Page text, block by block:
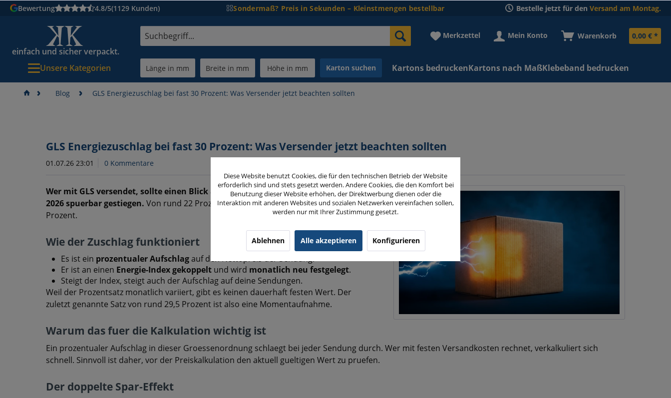
Bewertung 4.8/5(1129 Kunden) Sondermaß? Preis in Sekunden – Kleinstmengen bestellbar Bestelle jetzt für den Versand am Montag.
einfach und sicher verpackt.
Merkzettel Mein Konto Warenkorb 0,00 € *
Unsere Kategorien Karton suchen Kartons bedruckenKartons nach MaßKlebeband bedrucken
Blog GLS Energiezuschlag bei fast 30 Prozent: Was Versender jetzt beachten sollten
GLS Energiezuschlag bei fast 30 Prozent: Was Versender jetzt beachten sollten
01.07.26 23:01 0 Kommentare
Wer mit GLS versendet, sollte einen Blick auf den Energiezuschlag werfen: Er ist
2026 spuerbar gestiegen. Von rund 22 Prozent zu Jahresbeginn auf zuletzt fast 30
Prozent.
Wie der Zuschlag funktioniert
Es ist ein prozentualer Aufschlagauf den Nettopreis der Sendung.
Er ist an einen Energie-Index gekoppelt und wird monatlich neu festgelegt.
Steigt der Index, steigt auch der Aufschlag auf deine Sendungen.
Weil der Prozentsatz monatlich variiert, gibt es keinen dauerhaft festen Wert. Der
zuletzt genannte Satz von rund 29,5 Prozent ist also eine Momentaufnahme.
Warum das fuer die Kalkulation wichtig ist
Ein prozentualer Aufschlag in dieser Groessenordnung schlaegt bei jeder Sendung durch. Wer mit festen Versandkosten rechnet, verkalkuliert sich
schnell. Sinnvoll ist daher, vor der Preiskalkulation den aktuell gueltigen Wert zu pruefen.
Der doppelte Spar-Effekt
Diese Website benutzt Cookies, die für den technischen Betrieb der Website
erforderlich sind und stets gesetzt werden. Andere Cookies, die den Komfort bei
Benutzung dieser Website erhöhen, der Direktwerbung dienen oder die
Interaktion mit anderen Websites und sozialen Netzwerken vereinfachen sollen,
werden nur mit Ihrer Zustimmung gesetzt.
Ablehnen Alle akzeptieren Konfigurieren